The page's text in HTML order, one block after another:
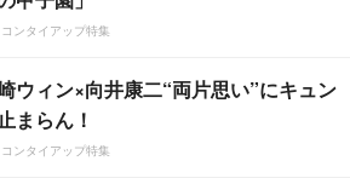
ンタイアップ特集
ウィン×向井康二“両片思い”にキュン
まらん！
ンタイアップ特集